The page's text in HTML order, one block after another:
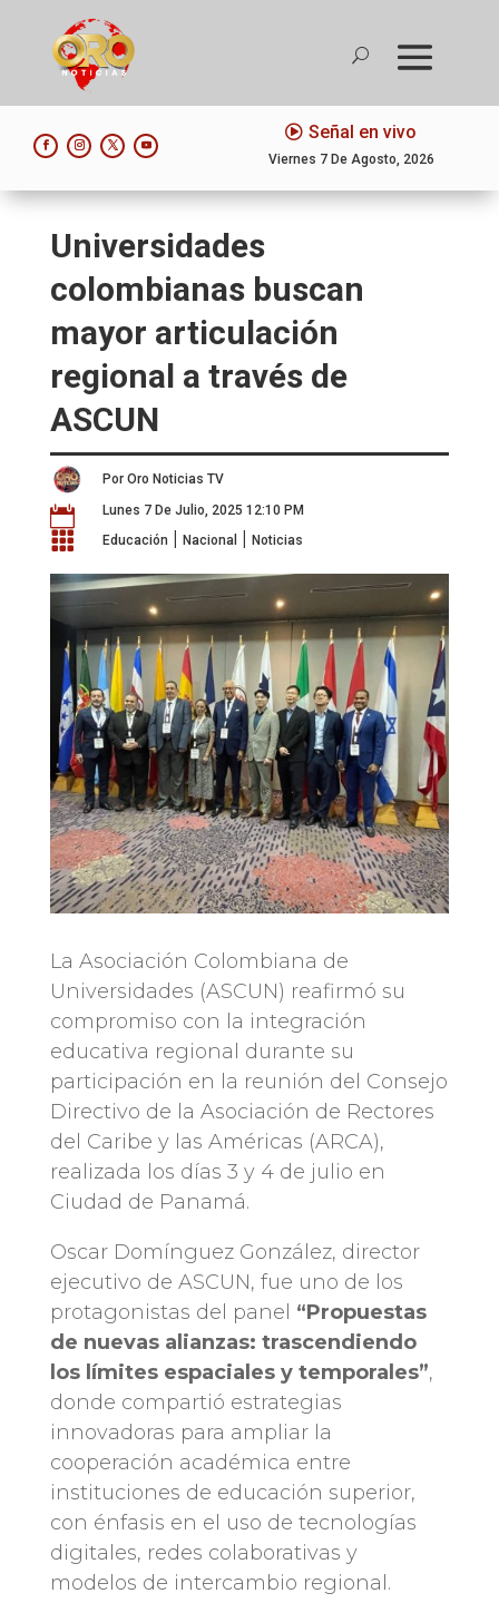
Señal en vivo
Viernes 7 De Agosto, 2026
Universidades
colombianas buscan
mayor articulación
regional a través de
ASCUN
Por Oro Noticias TV
 Lunes 7 De Julio, 2025 12:10 PM
 Educación | Nacional | Noticias
La Asociación Colombiana de
Universidades (ASCUN) reafirmó su
compromiso con la integración
educativa regional durante su
participación en la reunión del Consejo
Directivo de la Asociación de Rectores
del Caribe y las Américas (ARCA),
realizada los días 3 y 4 de julio en
Ciudad de Panamá.
Oscar Domínguez González, director
ejecutivo de ASCUN, fue uno de los
protagonistas del panel “Propuestas
de nuevas alianzas: trascendiendo
los límites espaciales y temporales”,
donde compartió estrategias
innovadoras para ampliar la
cooperación académica entre
instituciones de educación superior,
con énfasis en el uso de tecnologías
digitales, redes colaborativas y
modelos de intercambio regional.